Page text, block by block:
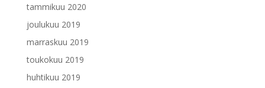
tammikuu 2020
joulukuu 2019
marraskuu 2019
toukokuu 2019
huhtikuu 2019